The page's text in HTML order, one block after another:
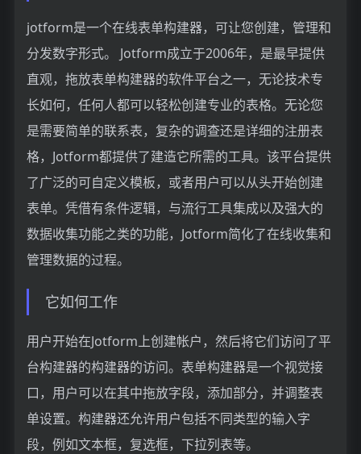
jotform是一个在线表单构建器，可让您创建，管理和
分发数字形式。 Jotform成立于2006年，是最早提供
直观，拖放表单构建器的软件平台之一，无论技术专
长如何，任何人都可以轻松创建专业的表格。无论您
是需要简单的联系表，复杂的调查还是详细的注册表
格，Jotform都提供了建造它所需的工具。该平台提供
了广泛的可自定义模板，或者用户可以从头开始创建
表单。凭借有条件逻辑，与流行工具集成以及强大的
数据收集功能之类的功能，Jotform简化了在线收集和
管理数据的过程。
它如何工作
用户开始在Jotform上创建帐户，然后将它们访问了平
台构建器的构建器的访问。表单构建器是一个视觉接
口，用户可以在其中拖放字段，添加部分，并调整表
单设置。构建器还允许用户包括不同类型的输入字
段，例如文本框，复选框，下拉列表等。